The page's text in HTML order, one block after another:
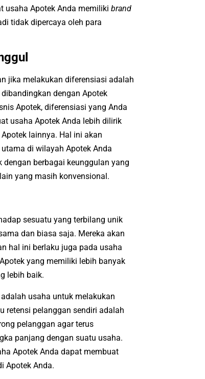
usaha Apotek Anda memiliki brand
tidak dipercaya oleh para
jika melakukan diferensiasi adalah
dengan Apotek
Apotek, diferensiasi yang Anda
usaha Apotek Anda lebih dilirik
lainnya. Hal ini akan
di wilayah Apotek Anda
dengan berbagai keunggulan yang
yang masih konvensional.
sesuatu yang terbilang unik
dan biasa saja. Mereka akan
hal ini berlaku juga pada usaha
yang memiliki lebih banyak
lebih baik.
usaha untuk melakukan
retensi pelanggan sendiri adalah
pelanggan agar terus
panjang dengan suatu usaha.
Apotek Anda dapat membuat
Apotek Anda.